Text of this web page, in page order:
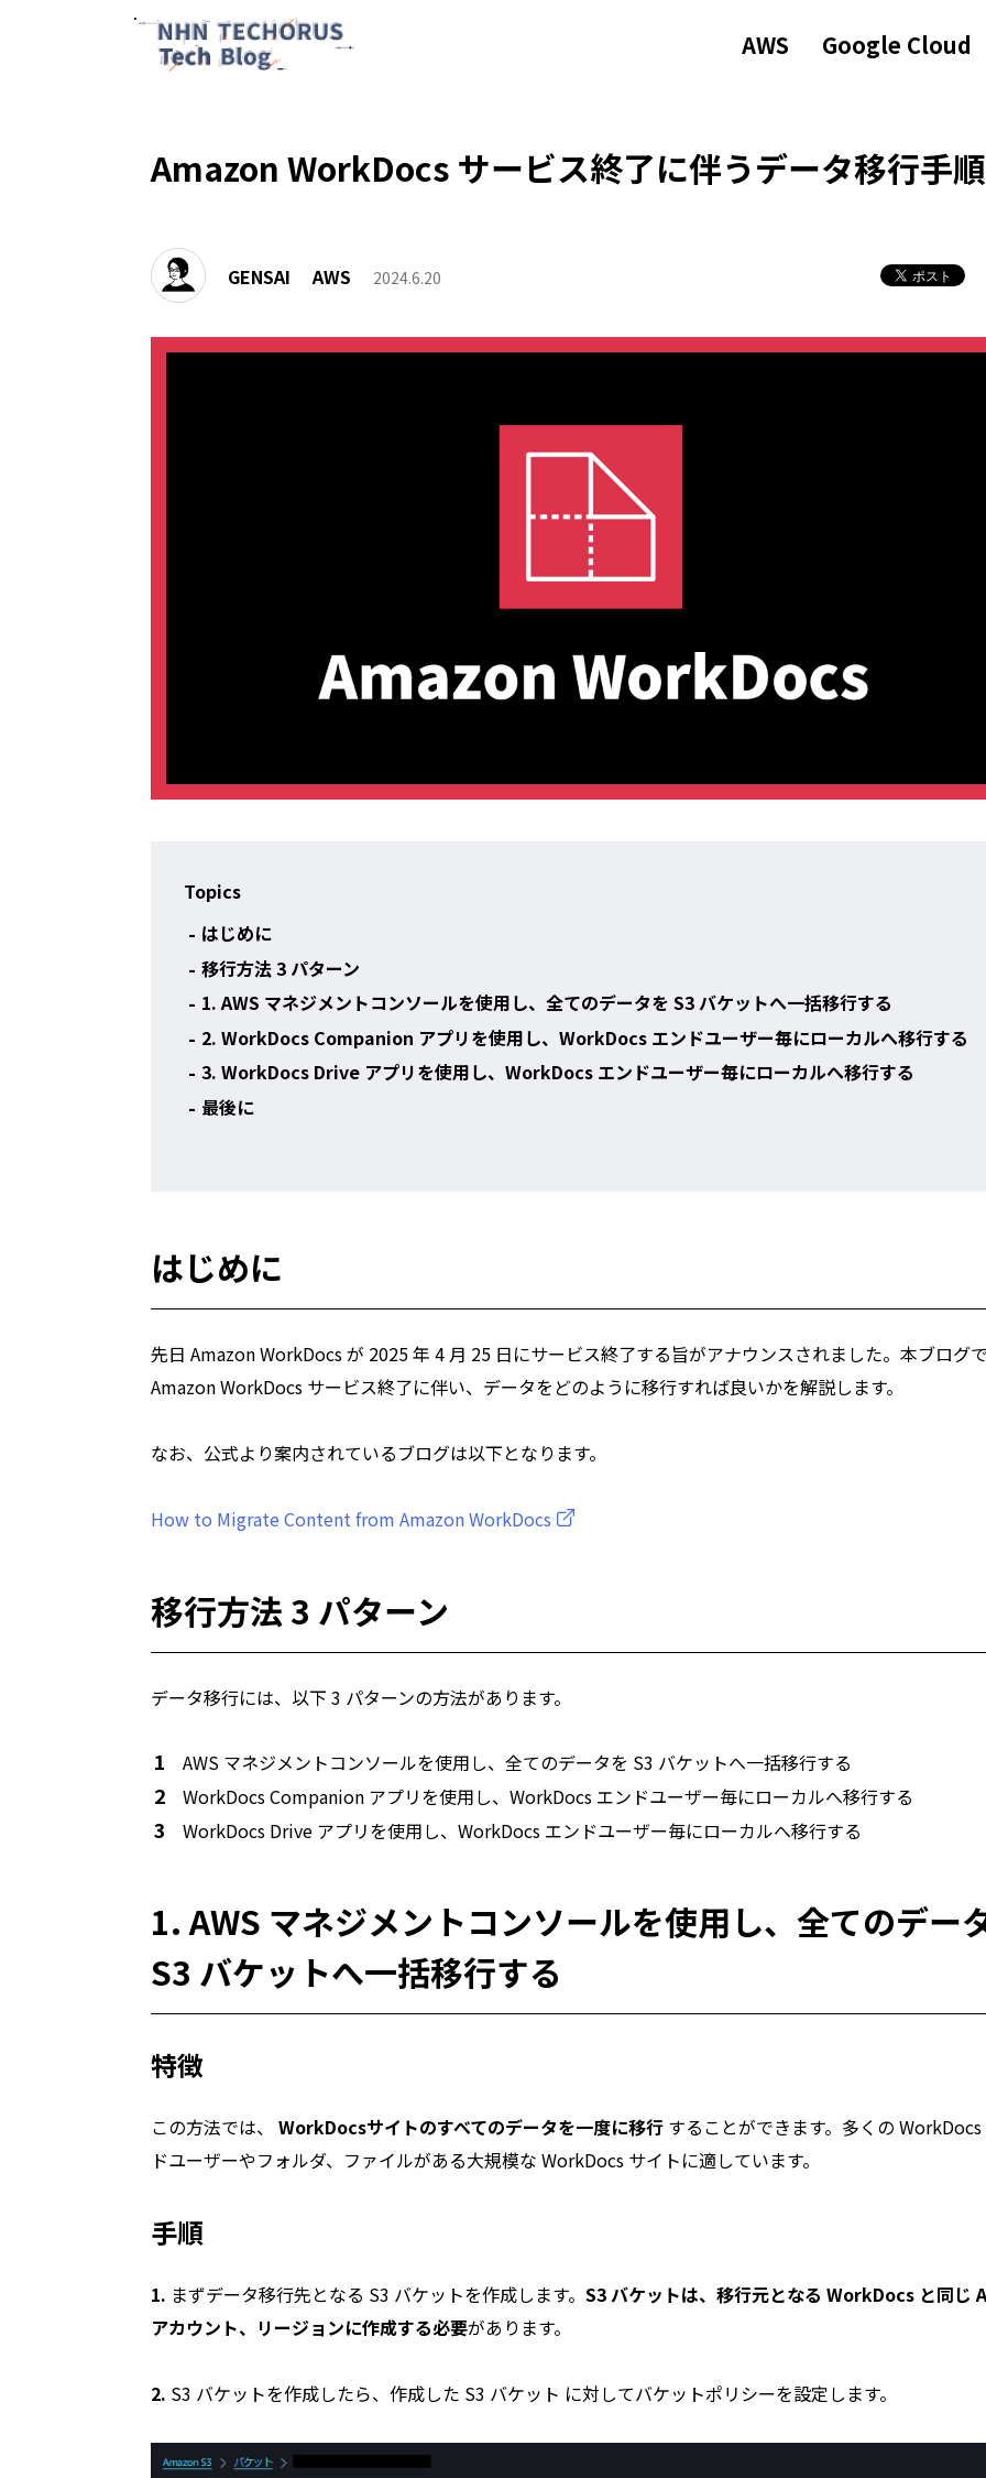
AWS Google Cloud
Amazon WorkDocs サービス終了に伴うデータ移行手順
GENSAI AWS 2024.6.20
Topics
はじめに
移行方法 3 パターン
1. AWS マネジメントコンソールを使用し、全てのデータを S3 バケットへ一括移行する
2. WorkDocs Companion アプリを使用し、WorkDocs エンドユーザー毎にローカルへ移行する
3. WorkDocs Drive アプリを使用し、WorkDocs エンドユーザー毎にローカルへ移行する
最後に
はじめに
先日 Amazon WorkDocs が 2025 年 4 月 25 日にサービス終了する旨がアナウンスされました。本ブログ
Amazon WorkDocs サービス終了に伴い、データをどのように移行すれば良いかを解説します。
なお、公式より案内されているブログは以下となります。
How to Migrate Content from Amazon WorkDocs
移行方法 3 パターン
データ移行には、以下 3 パターンの方法があります。
AWS マネジメントコンソールを使用し、全てのデータを S3 バケットへ一括移行する
WorkDocs Companion アプリを使用し、WorkDocs エンドユーザー毎にローカルへ移行する
WorkDocs Drive アプリを使用し、WorkDocs エンドユーザー毎にローカルへ移行する
1. AWS マネジメントコンソールを使用し、全てのデー
S3 バケットへ一括移行する
特徴
この方法では、 WorkDocsサイトのすべてのデータを一度に移行 することができます。多くの
ドユーザーやフォルダ、ファイルがある大規模な WorkDocs サイトに適しています。
手順
1. まずデータ移行先となる S3 バケットを作成します。 S3 バケットは、移行元となる WorkDocs と同じ
アカウント、リージョンに作成する必要があります。
2. S3 バケットを作成したら、作成した S3 バケット に対してバケットポリシーを設定します。